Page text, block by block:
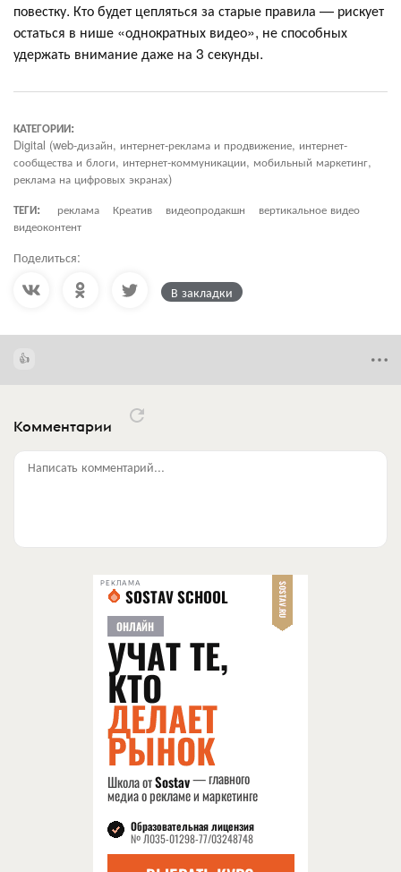
повестку. Кто будет цепляться за старые правила — рискует
остаться в нише «однократных видео», не способных
удержать внимание даже на 3 секунды.
КАТЕГОРИИ:
Digital (web-дизайн, интернет-реклама и продвижение, интернет-
сообщества и блоги, интернет-коммуникации, мобильный маркетинг,
реклама на цифровых экранах)
ТЕГИ:
реклама Креатив видеопродакшн
вертикальное видео
видеоконтент
Поделиться:
В закладки
Комментарии
Написать комментарий...
РЕКЛАМА